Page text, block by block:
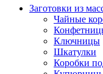
Заготовки из
Чайные
Ключницы
Шкатулки
Коробки